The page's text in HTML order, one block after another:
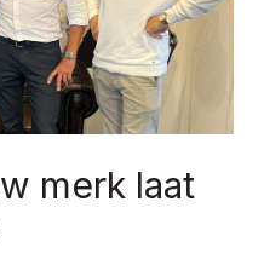
merk laat